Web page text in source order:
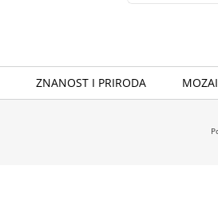
ZNANOST I PRIRODA